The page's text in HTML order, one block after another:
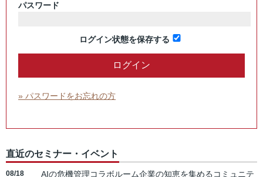
パスワード
ログイン状態を保存する
» パスワードをお忘れの方
直近のセミナー・イベント
08/18
AIの危機管理コラボルーム企業の知恵を集めるコミュニテ